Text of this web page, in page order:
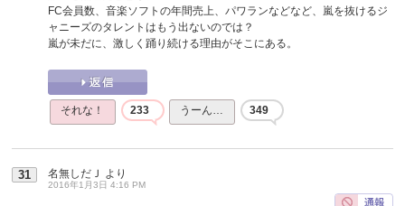
FC会員数、音楽ソフトの年間売上、パワランなどなど、嵐を抜けるジ
ャニーズのタレントはもう出ないのでは？
嵐が未だに、激しく踊り続ける理由がそこにある。
それな！ 233 うーん… 349
31 名無しだＪ より
2016年1月3日 4:16 PM